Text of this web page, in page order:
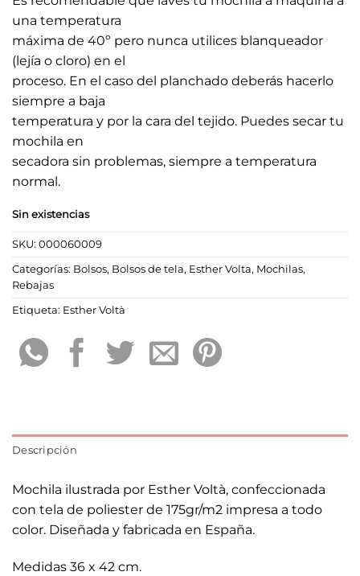
una temperatura
máxima de 40º pero nunca utilices blanqueador
(lejía o cloro) en el
proceso. En el caso del planchado deberás hacerlo
siempre a baja
temperatura y por la cara del tejido. Puedes secar tu
mochila en
secadora sin problemas, siempre a temperatura
normal.
Sin existencias
SKU: 000060009
Categorías: Bolsos, Bolsos de tela, Esther Volta, Mochilas,
Rebajas
Etiqueta: Esther Voltà
Descripción
Mochila ilustrada por Esther Voltà, confeccionada
con tela de poliester de 175gr/m2 impresa a todo
color. Diseñada y fabricada en España.
Medidas 36 x 42 cm.